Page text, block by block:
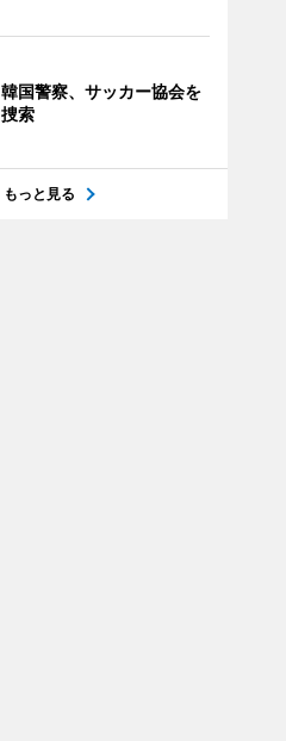
韓国警察、サッカー協会を
捜索
もっと見る